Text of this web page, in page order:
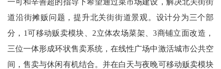
道沿街摊贩问题，提升北关街街道景观。设计分为三个部
分，1可移动贩卖模块、2立体农场菜架、3商铺立面改造，
三位一体形成环状售卖系统，在线性广场中激活城市公共空
间，售卖与休闲有机结合。并在白天与夜晚可移动贩卖模块